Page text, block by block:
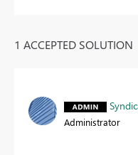
1 ACCEPTED SOLUTION
Administrator